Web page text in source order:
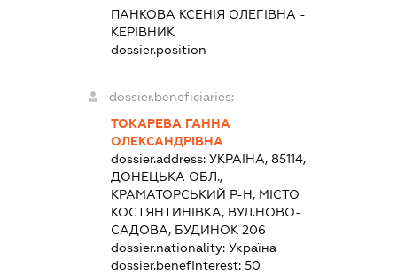
ПАНКОВА КСЕНІЯ ОЛЕГІВНА -
КЕРІВНИК
dossier.position -
dossier.beneficiaries:
ТОКАРЕВА ГАННА
ОЛЕКСАНДРІВНА
dossier.address: УКРАЇНА, 85114,
ДОНЕЦЬКА ОБЛ.,
КРАМАТОРСЬКИЙ Р-Н, МІСТО
КОСТЯНТИНІВКА, ВУЛ.НОВО-
САДОВА, БУДИНОК 206
dossier.nationality: Україна
dossier.benefInterest: 50